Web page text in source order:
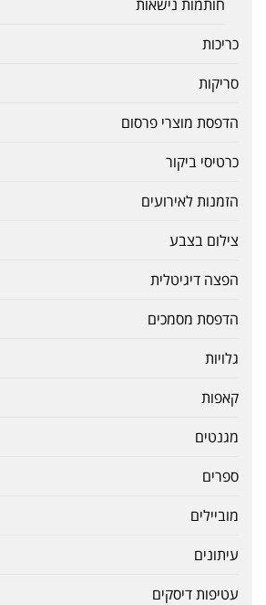
חותמות נישאות
כריכות
סריקות
הדפסת מוצרי פרסום
כרטיסי ביקור
הזמנות לאירועים
צילום בצבע
הפצה דיגיטלית
הדפסת מסמכים
גלויות
קאפות
מגנטים
ספרים
מוביילים
עיתונים
עטיפות דיסקים